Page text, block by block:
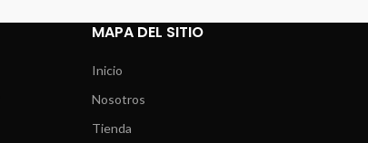
MAPA DEL SITIO
Inicio
Nosotros
Tienda